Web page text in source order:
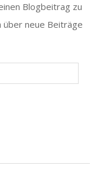
Blogbeitrag zu
über neue Beiträge